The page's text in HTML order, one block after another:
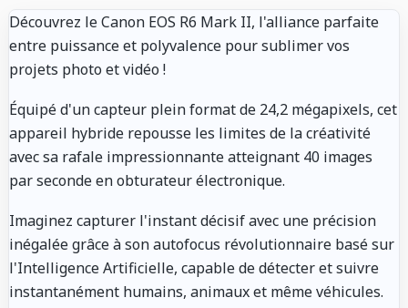
Découvrez le Canon EOS R6 Mark II, l'alliance parfaite
entre puissance et polyvalence pour sublimer vos
projets photo et vidéo !
Équipé d'un capteur plein format de 24,2 mégapixels, cet
appareil hybride repousse les limites de la créativité
avec sa rafale impressionnante atteignant 40 images
par seconde en obturateur électronique.
Imaginez capturer l'instant décisif avec une précision
inégalée grâce à son autofocus révolutionnaire basé sur
l'Intelligence Artificielle, capable de détecter et suivre
instantanément humains, animaux et même véhicules.